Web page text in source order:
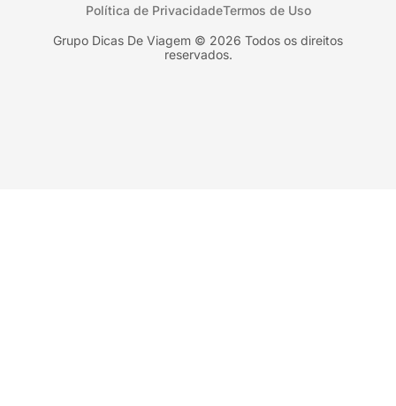
Nova York
Grupo Dicas De Viagem © 2026 Todos os direitos
reservados.
Política de PrivacidadeTermos de Uso